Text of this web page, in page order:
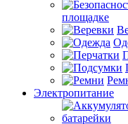
площадке
Электропитание